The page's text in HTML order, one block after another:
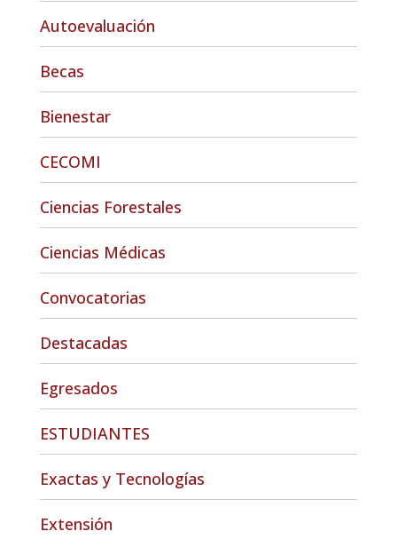
Autoevaluación
Becas
Bienestar
CECOMI
Ciencias Forestales
Ciencias Médicas
Convocatorias
Destacadas
Egresados
ESTUDIANTES
Exactas y Tecnologías
Extensión